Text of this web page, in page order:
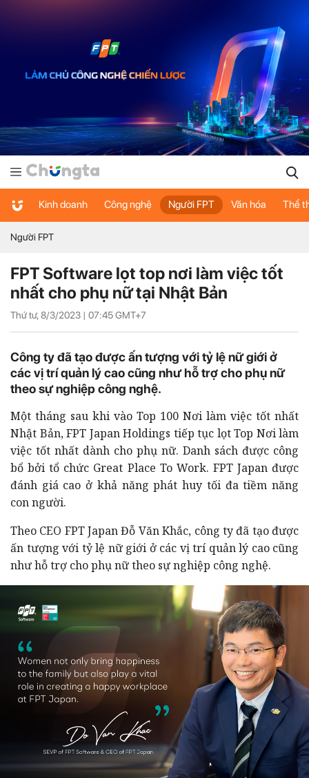
Kinh doanh Công nghệ Người FPT Văn hóa Thể
Người FPT
FPT Software lọt top nơi làm việc tốt
nhất cho phụ nữ tại Nhật Bản
Thứ tư, 8/3/2023 | 07:45GMT+7
Công ty đã tạo được ấn tượng với tỷ lệ nữ giới ở
các vị trí quản lý cao cũng như hỗ trợ cho phụ nữ
theo sự nghiệp công nghệ.
Một tháng sau khi vào Top 100 Nơi làm việc tốt nhất
Nhật Bản, FPT Japan Holdings tiếp tục lọt Top Nơi làm
việc tốt nhất dành cho phụ nữ. Danh sách được công
bổ bởi tổ chức Great Place To Work. FPT Japan được
đánh giá cao ở khả năng phát huy tối đa tiềm năng
con người.
Theo CEO FPT Japan Đỗ Văn Khắc, công ty đã tạo được
ấn tượng với tỷ lệ nữ giới ở các vị trí quản lý cao cũng
như hỗ trợ cho phụ nữ theo sự nghiệp công nghệ.